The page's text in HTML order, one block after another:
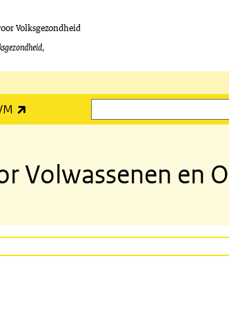
Volksgezondheid
Zoeken
Volwassenen en